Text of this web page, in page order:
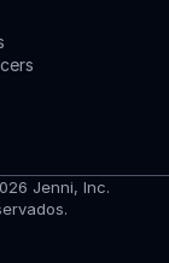
Jenni, Inc.